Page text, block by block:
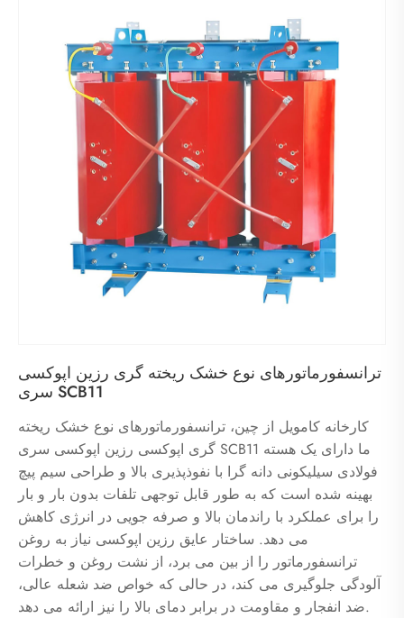
ترانسفورماتورهای نوع خشک ریخته گری رزین اپوکسی
سری SCB11
کارخانه کامویل از چین، ترانسفورماتورهای نوع خشک ریخته
گری اپوکسی رزین اپوکسی سری SCB11 ما دارای یک هسته
فولادی سیلیکونی دانه گرا با نفوذپذیری بالا و طراحی سیم پیچ
بهینه شده است که به طور قابل توجهی تلفات بدون بار و بار
را برای عملکرد با راندمان بالا و صرفه جویی در انرژی کاهش
می دهد. ساختار عایق رزین اپوکسی نیاز به روغن
ترانسفورماتور را از بین می برد، از نشت روغن و خطرات
آلودگی جلوگیری می کند، در حالی که خواص ضد شعله عالی،
ضد انفجار و مقاومت در برابر دمای بالا را نیز ارائه می دهد.